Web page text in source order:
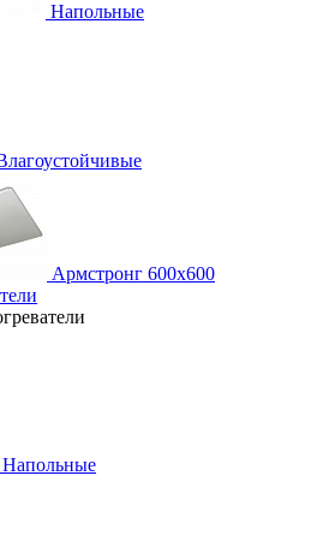
Напольные
Армстронг 600х600
Напольные